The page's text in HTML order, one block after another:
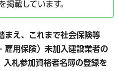
掲載しています。
え、これまで社会保険等
雇用保険）未加入建設業者の
入札参加資格者名簿の登録を